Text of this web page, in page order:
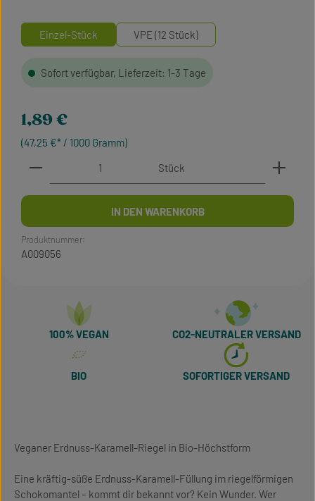
Regulärer Preis:
1,89 €
(47,25 €* / 1000 Gramm)
Sofort verfügbar, Lieferzeit: 1-3 Tage
Einzel-Stück VPE (12 Stück)
Produkt Anzahl: Gib den gewünschten Wert ein
Stück
IN DEN WARENKORB
Produktnummer:
A009056
100% VEGAN CO2-NEUTRALER VERSAND
BIO SOFORTIGER VERSAND
Veganer Erdnuss-Karamell-Riegel in Bio-Höchstform
Eine kräftig-süße Erdnuss-Karamell-Füllung im riegelförmigen
Schokomantel – kommt dir bekannt vor? Kein Wunder. Wer